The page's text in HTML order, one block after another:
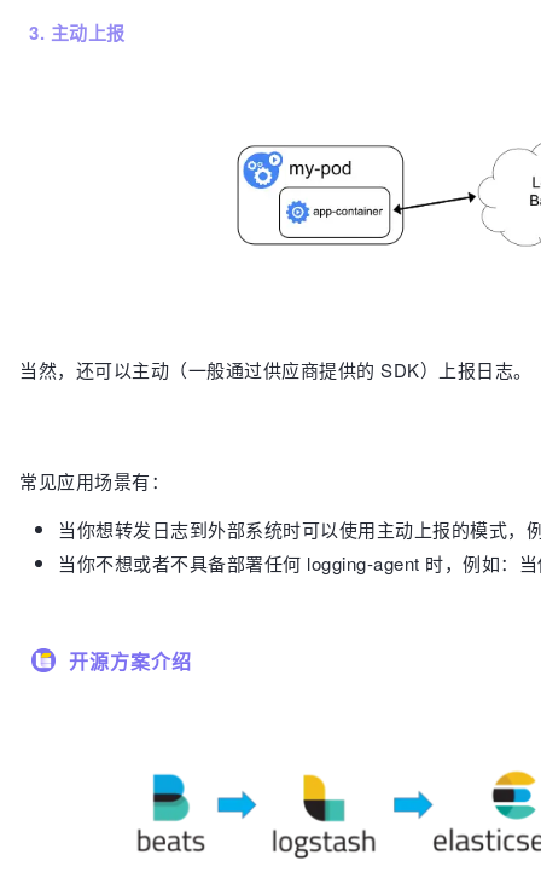
3. 主动上报
当然，还可以主动（一般通过供应商提供的 SDK）上报日志。
常见应用场景有：
当你想转发日志到外部系统时可以使用主动上报的模式，
当你不想或者不具备部署任何 logging-agent 时，例如：
开源方案介绍